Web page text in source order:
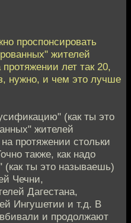
проспонсировать
жителей
лет так 20,
нужно, и чем это лучше
(как ты это
жителей
протяжении стольки
также, как надо
ты это называешь)
Чечни,
Дагестана,
Ингушетии и т.д. В
и продолжают